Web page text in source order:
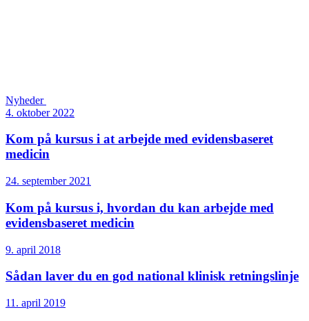
Nyheder
4. oktober 2022
Kom på kursus i at arbejde med evidensbaseret
medicin
24. september 2021
Kom på kursus i, hvordan du kan arbejde med
evidensbaseret medicin
9. april 2018
Sådan laver du en god national klinisk retningslinje
11. april 2019